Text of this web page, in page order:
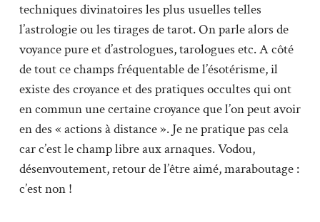
techniques divinatoires les plus usuelles telles
l’astrologie ou les tirages de tarot. On parle alors de
voyance pure et d’astrologues, tarologues etc. A côté
de tout ce champs fréquentable de l’ésotérisme, il
existe des croyance et des pratiques occultes qui ont
en commun une certaine croyance que l’on peut avoir
en des « actions à distance ». Je ne pratique pas cela
car c’est le champ libre aux arnaques. Vodou,
désenvoutement, retour de l’être aimé, maraboutage :
c’est non !